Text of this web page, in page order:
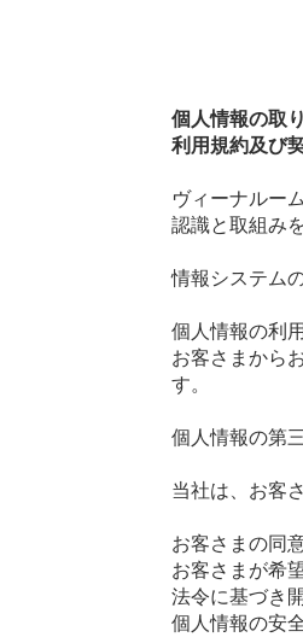
個人情報の取
利用規約及び
ヴィーナルー
認識と取組み
情報システム
個人情報の利
お客さまから
す。
個人情報の第
当社は、お客
お客さまの同
お客さまが希
法令に基づき
個人情報の安